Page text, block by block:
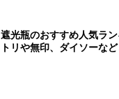
遮光瓶のおすすめ人気ラ
トリや無印、ダイソーな